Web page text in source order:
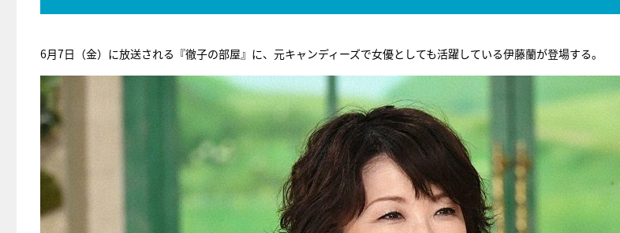
6月7日（金）に放送される『徹子の部屋』に、元キャンディーズで女優としても活躍している伊藤蘭が登場する。
『アイ
E齋藤樹
ビュー